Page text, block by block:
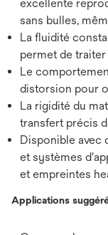
excellente
sans bulles,
La fluidité
permet de
Le
distorsion pour
La rigidité du
transfert précis
Disponible avec
et systèmes
et empreintes
Applications